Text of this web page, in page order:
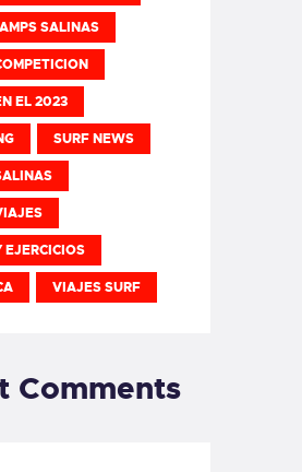
SALINAS
EL 2023
SURF NEWS
EJERCICIOS
VIAJES SURF
Comments